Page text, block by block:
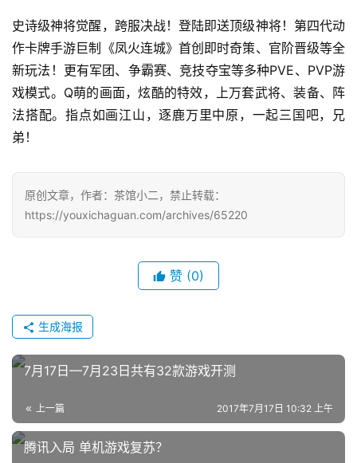
7
月
3
日
游
接
会
上
站
史诗级神将觉醒，跨服决战！登陆即送顶级神将！第四代动
作卡牌手游巨制《凤火连城》首创即时奇策、官阶晋级等全
新玩法！更有军团、争霸赛、竞技夺宝等多种PVE、PVP游
戏模式。Q萌的画面，炫酷的特效，上万套武将、装备、阵
法搭配。指点如画江山，逐鹿万里中原，一起三国吧，兄
弟！
原创文章，作者：茶馆小二，禁止转载：
https://youxichaguan.com/archives/65220
赞 (0)
生成海报
7月17日—7月23日共有32款游戏开测
上一篇 2017年7月17日 10:32 上午
腾讯入局 单机游戏复苏？